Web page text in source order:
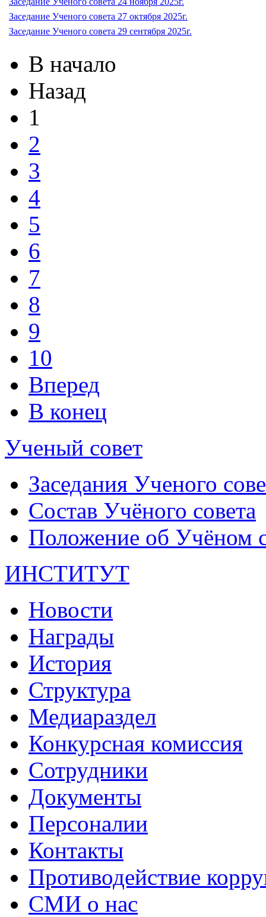
Заседание Ученого совета 27 октября 2025г.
Заседание Ученого совета 29 сентября 2025г.
В начало
Назад
1
2
3
4
5
6
7
8
9
10
Вперед
В конец
Ученый совет
Заседания Ученого
Состав Учёного совета
Положение об Учёном
ИНСТИТУТ
Новости
Награды
История
Структура
Медиараздел
Конкурсная комиссия
Сотрудники
Документы
Персоналии
Контакты
Противодействие
СМИ о нас